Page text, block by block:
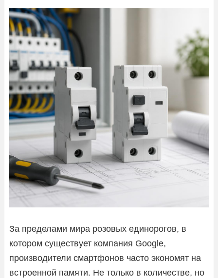
За пределами мира розовых единорогов, в
котором существует компания Google,
производители смартфонов часто экономят на
встроенной памяти. Не только в количестве, но